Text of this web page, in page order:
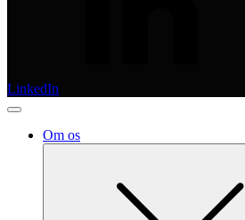
LinkedIn
Om os